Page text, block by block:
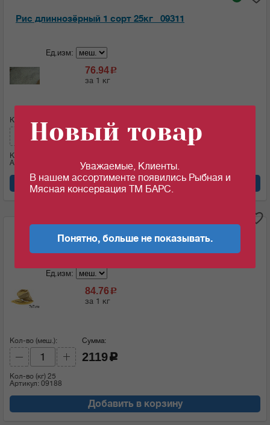
Рис длиннозёрный 1 сорт 25кг _09311
Ед.изм:
76.94c
за 1 кг
Кол-во (меш.):
Кол-во (кг)
Артикул: 09311
1923.5
Добавить в корзину
Рис пропаренный длинный 25кг ТУ_09188
Ед.изм:
84.76 c
за 1 кг
Кол-во (меш.):
Кол-во (кг) 25
Артикул: 09188
Сумма:
2119 c
Добавить в корзину
Новый товар
Уважаемые, Клиенты.
В нашем ассортименте появились Рыбная и
Мясная консервация ТМ БАРС.
Понятно, больше не показывать.